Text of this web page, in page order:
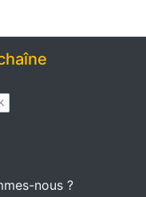
nous ?